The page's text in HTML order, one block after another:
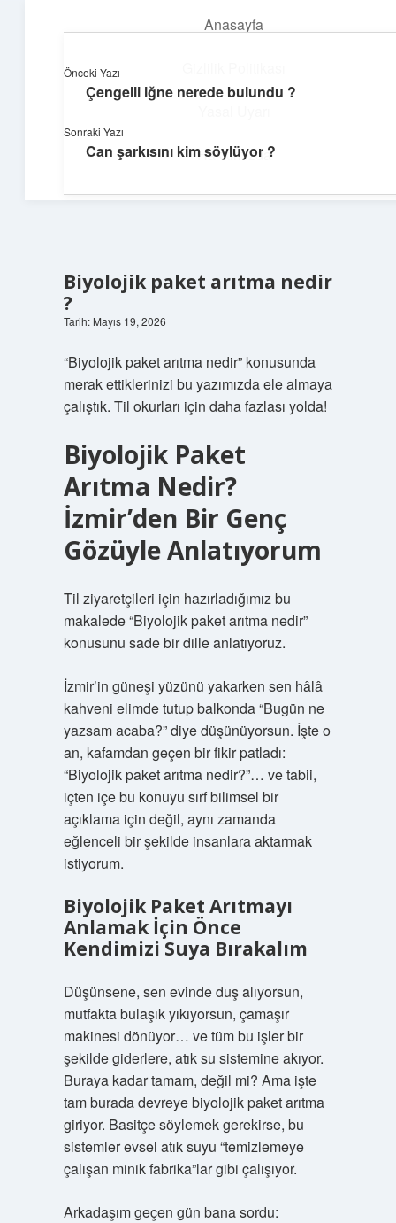
Anasayfa
Hakkımızda
Dijital Köşe
Güncel paylaşımlar ve ilginç keşiflerle dolu içerikler.
Biyolojik paket arıtma nedir
?
Tarih: Mayıs 19, 2026
“Biyolojik paket arıtma nedir” konusunda
merak ettiklerinizi bu yazımızda ele almaya
çalıştık. Til okurları için daha fazlası yolda!
Biyolojik Paket
Arıtma Nedir?
İzmir’den Bir Genç
Gözüyle Anlatıyorum
Til ziyaretçileri için hazırladığımız bu
makalede “Biyolojik paket arıtma nedir”
konusunu sade bir dille anlatıyoruz.
İzmir’in güneşi yüzünü yakarken sen hâlâ
kahveni elimde tutup balkonda “Bugün ne
yazsam acaba?” diye düşünüyorsun. İşte o
an, kafamdan geçen bir fikir patladı:
“Biyolojik paket arıtma nedir?”… ve tabii,
içten içe bu konuyu sırf bilimsel bir
açıklama için değil, aynı zamanda
eğlenceli bir şekilde insanlara aktarmak
istiyorum.
Biyolojik Paket Arıtmayı
Anlamak İçin Önce
Kendimizi Suya Bırakalım
Düşünsene, sen evinde duş alıyorsun,
mutfakta bulaşık yıkıyorsun, çamaşır
makinesi dönüyor… ve tüm bu işler bir
şekilde giderlere, atık su sistemine akıyor.
Buraya kadar tamam, değil mi? Ama işte
tam burada devreye biyolojik paket arıtma
giriyor. Basitçe söylemek gerekirse, bu
sistemler evsel atık suyu “temizlemeye
çalışan minik fabrika”lar gibi çalışıyor.
Arkadaşım geçen gün bana sordu:
Önceki Yazı
Çengelli iğne nerede bulundu ?
Sonraki Yazı
Can şarkısını kim söylüyor ?